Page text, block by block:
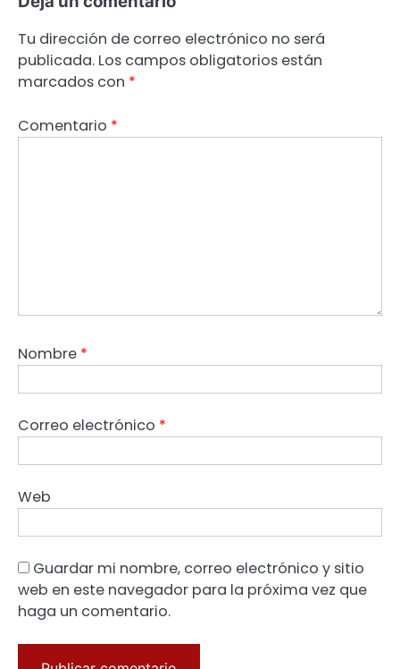
Tu dirección de correo electrónico no será
publicada. Los campos obligatorios están
marcados con *
Comentario *
Nombre *
Correo electrónico *
Web
Guardar mi nombre, correo electrónico y sitio
web en este navegador para la próxima vez que
haga un comentario.